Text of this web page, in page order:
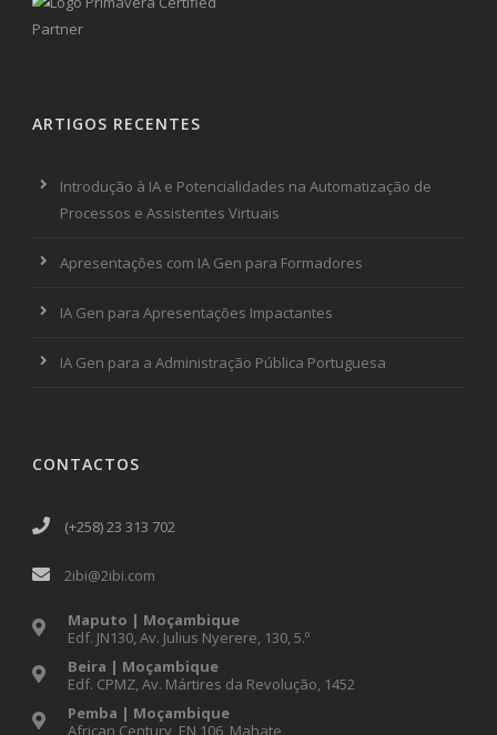
ARTIGOS RECENTES
Introdução à IA e Potencialidades na Automatização de
Processos e Assistentes Virtuais
Apresentações com IA Gen para Formadores
IA Gen para Apresentações Impactantes
IA Gen para a Administração Pública Portuguesa
CONTACTOS
(+258) 23 313 702
2ibi@2ibi.com
Maputo | Moçambique
Edf. JN130, Av. Julius Nyerere, 130, 5.º
Beira | Moçambique
Edf. CPMZ, Av. Mártires da Revolução, 1452
Pemba | Moçambique
African Century, EN 106, Mahate